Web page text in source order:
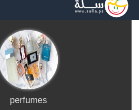
0
o
u
perfumes